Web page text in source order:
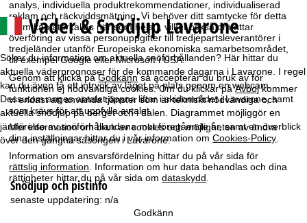
analys, individuella produktrekommendationer, individualiserad
reklam och räckviddsmätning. Vi behöver ditt samtycke för detta
(som kan återkallas när som helst), vilket också omfattar
överföring av vissa personuppgifter till tredjepartsleverantörer i
tredjeländer utanför Europeiska ekonomiska samarbetsområdet,
till exempel Google eller Microsoft i USA.
Genom att klicka påGodkännså accepterar du bruk av för
funktionen ej nödvändiga cookies. Om du klickar påAvböjkommer
vi endast att använda tjänster som är tekniskt nödvändiga och
som krävs för att uppfylla avtalet.
Mer information om bruk av cookies och möjligheten av ändra
dina inställningar hittar du i vår information omCookies-Policy.
Information om ansvarsfördelning hittar du på vår sida för
rättslig information. Information om hur data behandlas och dina
rättigheter hittar du på vår sida omdataskydd.
Godkänn
t
a
r
t
s
i
d
Väder & Snödjup Lavarone
Söker du information om aktuella snöförhållanden? Här hittar du
aktuella väderprognoser för de kommande dagarna i Lavarone. I regel
kan du även få ett intryck av läget på plats genom en webcam.
Dessutom anges antalet öppna liftar i skidområdet i Lavarone, samt
aktuella snödjup på berget och i dalen. Diagrammet möjliggör en
jämförelse av snöförhållandena mot föregående år, samt en överblick
över den gångna säsongen i Lavarone.
Snödjup och pistinfo
senaste uppdatering: n/a